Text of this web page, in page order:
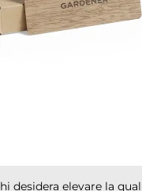
desidera elevare la